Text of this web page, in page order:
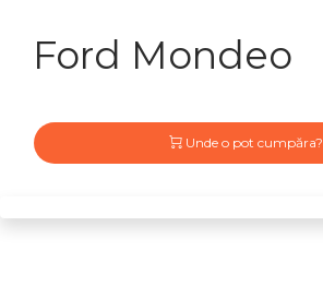
Ford Mondeo
Unde o pot cumpăra?